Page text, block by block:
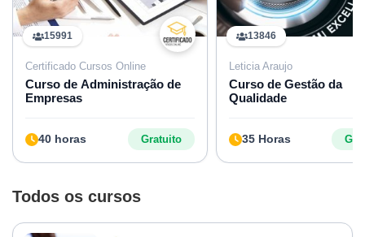
15991
Certificado Cursos Online
Curso de Administração de
Empresas
40 horas Gratuito
13846
Leticia Araujo
Curso de Gestão da
Qualidade
35 Horas
Todos os cursos